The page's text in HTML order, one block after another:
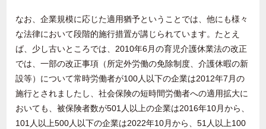
なお、企業規模に応じた適用猶予ということでは、他にも様々
な法律において段階的施行措置が講じられています。たとえ
ば、少し古いところでは、2010年6月の育児介護休業法の改正
では、一部の改正事項（所定外労働の免除制度、介護休暇の新
設等）について常時労働者が100人以下の企業は2012年7月の
施行とされましたし、社会保険の短時間労働者への適用拡大に
おいても、被保険者数が501人以上の企業は2016年10月から、
101人以上500人以下の企業は2022年10月から、51人以上100